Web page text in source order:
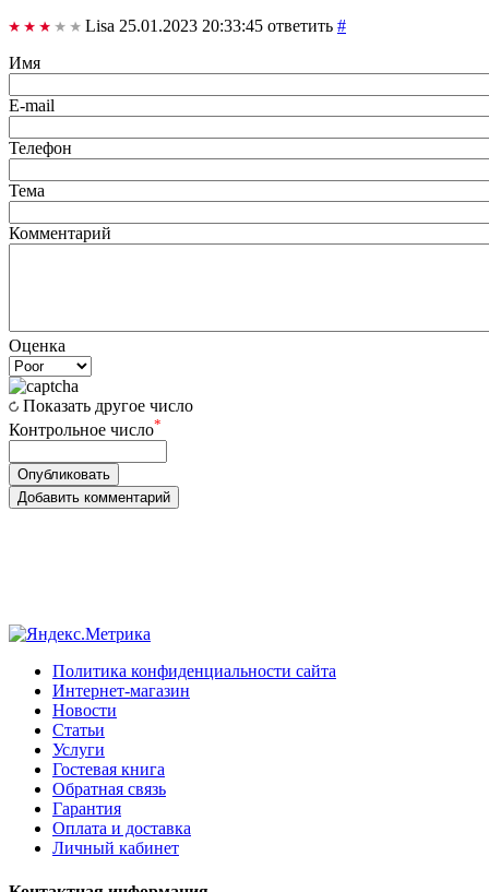
Lisa 25.01.2023 20:33:45 ответить #
Имя
E-mail
Телефон
Тема
Комментарий
Оценка
Показать другое число
Контрольное число*
Опубликовать
Добавить комментарий
Политика конфиденциальности сайта
Интернет-магазин
Новости
Статьи
Услуги
Гостевая книга
Обратная связь
Гарантия
Оплата и доставка
Личный кабинет